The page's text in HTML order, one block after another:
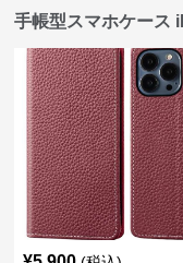
手帳型スマホケース